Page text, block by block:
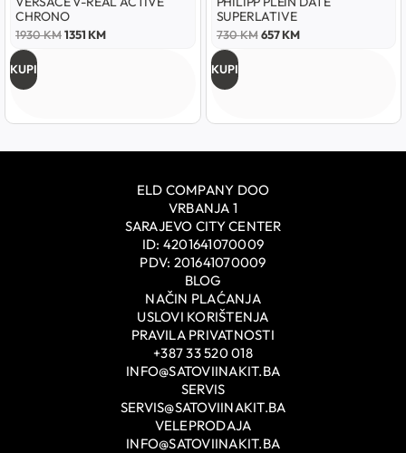
CHRONO
1930KM1351KM
KUPI
SUPERLATIVE
730KM 657KM
KUPI
ELD COMPANY DOO
VRBANJA 1
SARAJEVO CITY CENTER
ID: 4201641070009
PDV: 201641070009
BLOG
NAČIN PLAĆANJA
USLOVI KORIŠTENJA
PRAVILA PRIVATNOSTI
+387 33 520 018
INFO@SATOVIINAKIT.BA
SERVIS
SERVIS@SATOVIINAKIT.BA
VELEPRODAJA
INFO@SATOVIINAKIT.BA